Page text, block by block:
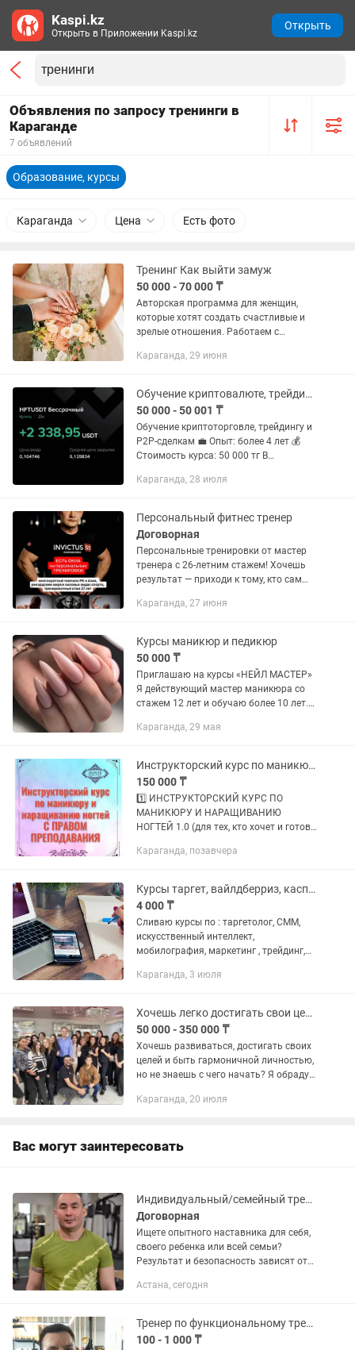
Объявления по запросу тренинги в
Караганде
7 объявлений
Образование, курсы
Караганда Цена Есть фото
Тренинг Как выйти замуж
50 000 - 70 000 ₸
Авторская программа для женщин,
которые хотят создать счастливые и
зрелые отношения. Работаем с
самоценностью, доверием, женским
отношений....
Караганда, 29 июня
Обучение криптовалюте, трейдинг, p2p
50 000 - 50 001 ₸
Обучение криптоторговле, трейдингу и
P2P-сделкам 💼 Опыт: более 4 лет 💰
Стоимость курса: 50 000 тг В
блокчейна - Торговля на споте и
Караганда, 28 июля
Персональный фитнес тренер
Договорная
Персональные тренировки от мастер
тренера с 26-летним стажем! Хочешь
результат — приходи к тому, кто сам
6-кратный Чемпион РК 🥇 3-кратный
Караганда, 27 июня
Курсы маникюр и педикюр
50 000 ₸
Приглашаю на курсы «НЕЙЛ МАСТЕР»
Я действующий мастер маникюра со
стажем 12 лет и обучаю более 10 лет.
в группе программа трудно
Караганда, 29 мая
Инструкторский курс по маникюру и наращиванию ногтей
150 000 ₸
1️⃣ ИНСТРУКТОРСКИЙ КУРС ПО
МАНИКЮРУ И НАРАЩИВАНИЮ
НОГТЕЙ 1.0 (для тех, кто хочет и готов
ИНСТРУКТОРСКИЙ КУРС ПО
НОГТЕЙ 2.0 (для тех, кто хочет и
готов...
Караганда, позавчера
Курсы таргет, вайлдберриз, каспи, озон, мобилография, маркетинг и мн др
4 000 ₸
Сливаю курсы по : таргетолог, СММ,
искусственный интеллект,
мобилография, маркетинг , трейдинг,
озон, рилс и многие другие курсы всего
Караганда, 3 июля
Хочешь легко достигать свои цели - коучинг
50 000 - 350 000 ₸
Хочешь развиваться, достигать своих
целей и быть гармоничной личностью,
но не знаешь с чего начать? Я обрадую
этого, и ты можешь реализовать свой
Караганда, 20 июля
Вас могут заинтересовать
Индивидуальный/семейный тренер. ММА, самооборона, бокс, кикбоксинг, ОФП
Договорная
Ищете опытного наставника для себя,
своего ребенка или всей семьи?
Результат и безопасность зависят от
персональные и семейные тренировки
Астана, сегодня
Тренер по функциональному тренингу
100 - 1 000 ₸
Kaspi.kz
Открыть в Приложении Kaspi.kz
Открыть